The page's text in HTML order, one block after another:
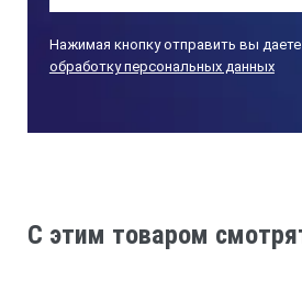
Нажимая кнопку отправить вы даете
обработку персональных данных
C этим товаром